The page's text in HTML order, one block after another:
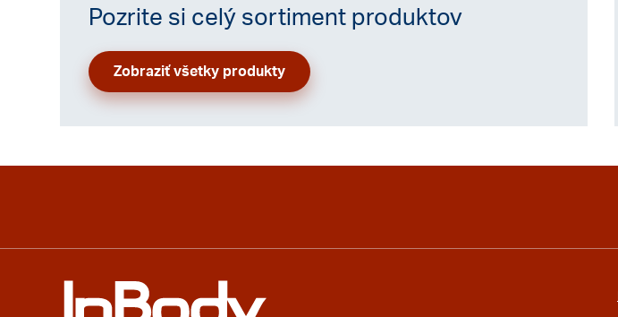
Pozrite si celý sortiment produktov
Zobraziť všetky produkty